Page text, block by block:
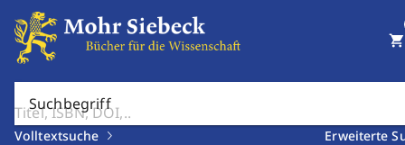
Suchbegriff
Volltextsuche Erweiterte
shopping_cart